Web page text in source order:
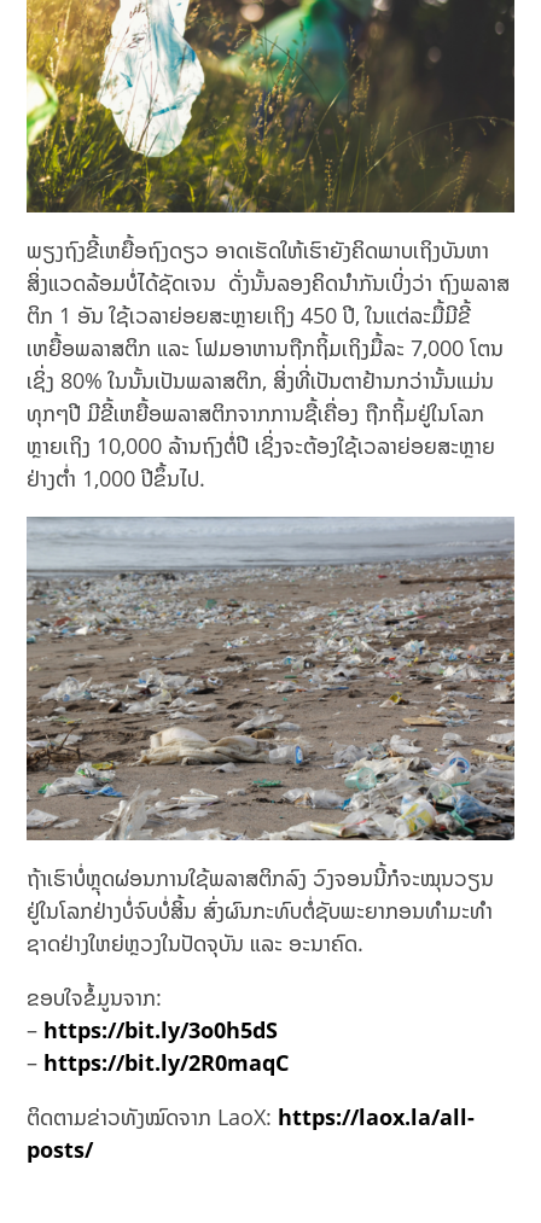
ພຽງຖົງຂີ້ເຫຍື້ອຖົງດຽວ ອາດເຮັດໃຫ້ເຮົາຍັງຄິດພາບເຖິງບັນຫາ
ສິ່ງແວດລ້ອມບໍ່ໄດ້ຊັດເຈນ ດັ່ງນັ້ນລອງຄິດນຳກັນເບິ່ງວ່າ ຖົງພລາສ
ຕິກ 1 ອັນ ໃຊ້ເວລາຍ່ອຍສະຫຼາຍເຖິງ 450 ປີ,​ ໃນແຕ່ລະມື້ມີຂີ້
ເຫຍື້ອພລາສຕິກ ແລະ ໂຟມອາຫານຖືກຖິ້ມເຖິງມື້ລະ 7,000 ໂຕນ
ເຊິ່ງ 80% ໃນນັ້ນເປັນພລາສຕິກ,​ ສິ່ງທີ່ເປັນຕາຢ້ານກວ່ານັ້ນແມ່ນ
ທຸກໆປີ ມີຂີ້ເຫຍື້ອພລາສຕິກຈາກການຊື້ເຄື່ອງ ຖືກຖິ້ມຢູ່ໃນໂລກ
ຫຼາຍເຖິງ 10,000 ລ້ານຖົງຕໍ່ປີ ເຊິ່ງຈະຕ້ອງໃຊ້ເວລາຍ່ອຍສະຫຼາຍ
ຢ່າງຕ່ຳ 1,000 ປີຂຶ້ນໄປ.
ຖ້າເຮົາບໍ່ຫຼຸດຜ່ອນການໃຊ້ພລາສຕິກລົງ ວົງຈອນນີ້ກໍຈະໝຸນວຽນ
ຢູ່ໃນໂລກຢ່າງບໍ່ຈົບບໍ່ສິ້ນ ສົ່ງຜົນກະທົບຕໍ່ຊັບພະຍາກອນທຳມະທຳ
ຊາດຢ່າງໃຫຍ່ຫຼວງໃນປັດຈຸບັນ ແລະ ອະນາຄົດ.
ຂອບໃຈຂໍ້ມູນຈາກ:
– https://bit.ly/3o0h5dS
– https://bit.ly/2R0maqC
ຕິດຕາມຂ່າວທັງໝົດຈາກ LaoX: https://laox.la/all-
posts/